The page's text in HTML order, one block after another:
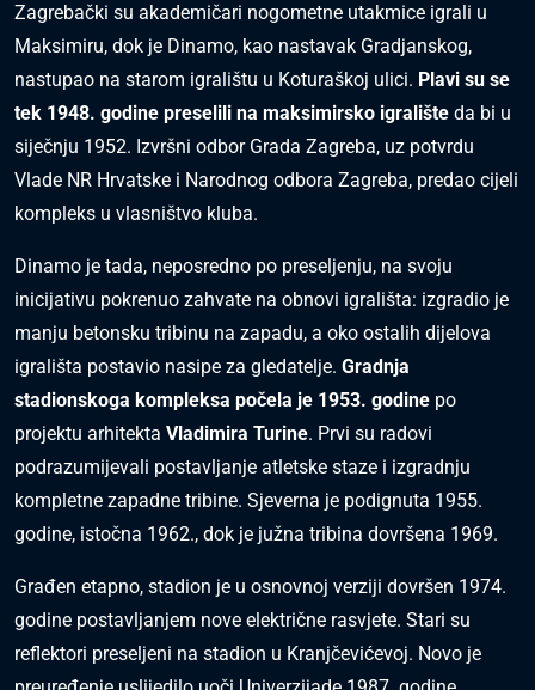
Zagrebački su akademičari nogometne utakmice igrali u
Maksimiru, dok je Dinamo, kao nastavak Gradjanskog,
nastupao na starom igralištu u Koturaškoj ulici. Plavi su se
tek 1948. godine preselili na maksimirsko igralište da bi u
siječnju 1952. Izvršni odbor Grada Zagreba, uz potvrdu
Vlade NR Hrvatske i Narodnog odbora Zagreba, predao cijeli
kompleks u vlasništvo kluba.
Dinamo je tada, neposredno po preseljenju, na svoju
inicijativu pokrenuo zahvate na obnovi igrališta: izgradio je
manju betonsku tribinu na zapadu, a oko ostalih dijelova
igrališta postavio nasipe za gledatelje. Gradnja
stadionskoga kompleksa počela je 1953. godine po
projektu arhitekta Vladimira Turine. Prvi su radovi
podrazumijevali postavljanje atletske staze i izgradnju
kompletne zapadne tribine. Sjeverna je podignuta 1955.
godine, istočna 1962., dok je južna tribina dovršena 1969.
Građen etapno, stadion je u osnovnoj verziji dovršen 1974.
godine postavljanjem nove električne rasvjete. Stari su
reflektori preseljeni na stadion u Kranjčevićevoj. Novo je